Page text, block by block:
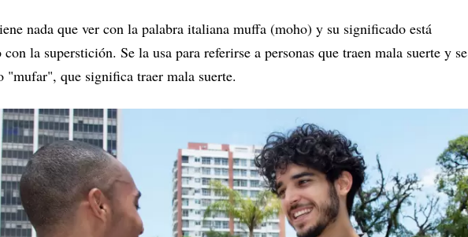
nada que ver con la palabra italiana muffa (moho) y su significado está
la superstición. Se la usa para referirse a personas que traen mala suerte y se
"mufar", que significa traer mala suerte.